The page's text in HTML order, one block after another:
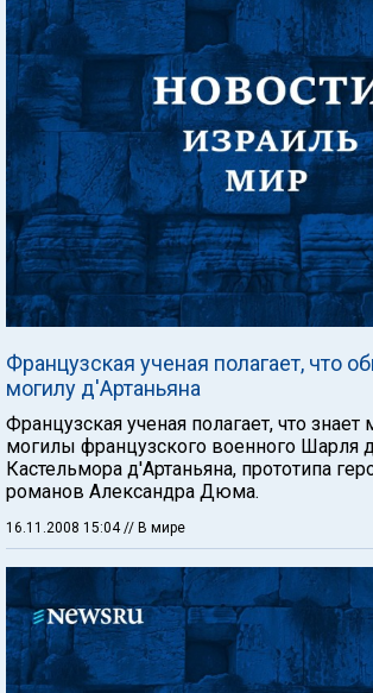
Французская ученая полагает, что
могилу д'Артаньяна
Французская ученая полагает, что
могилы французского военного Шарля
Кастельмора д'Артаньяна, прототипа
романов Александра Дюма.
16.11.2008 15:04// В мире